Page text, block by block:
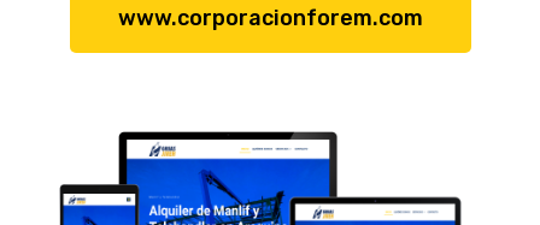
www.corporacionforem.com​